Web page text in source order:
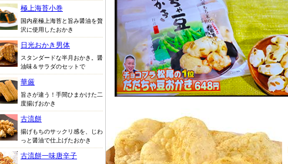
極上海苔小巻
国内産極上海苔と旨み醤油を贅
沢に使用したおかき
日光おかき男体
スタンダードな半月おかき。醤
油味＆サラダのセットで
華厳
旨さが違う！手間ひまかけた二
度揚げおかき
古流餅
揚げもちのサックリ感を、じわ
っと醤油で仕上げたおかき
古流餅一味唐辛子